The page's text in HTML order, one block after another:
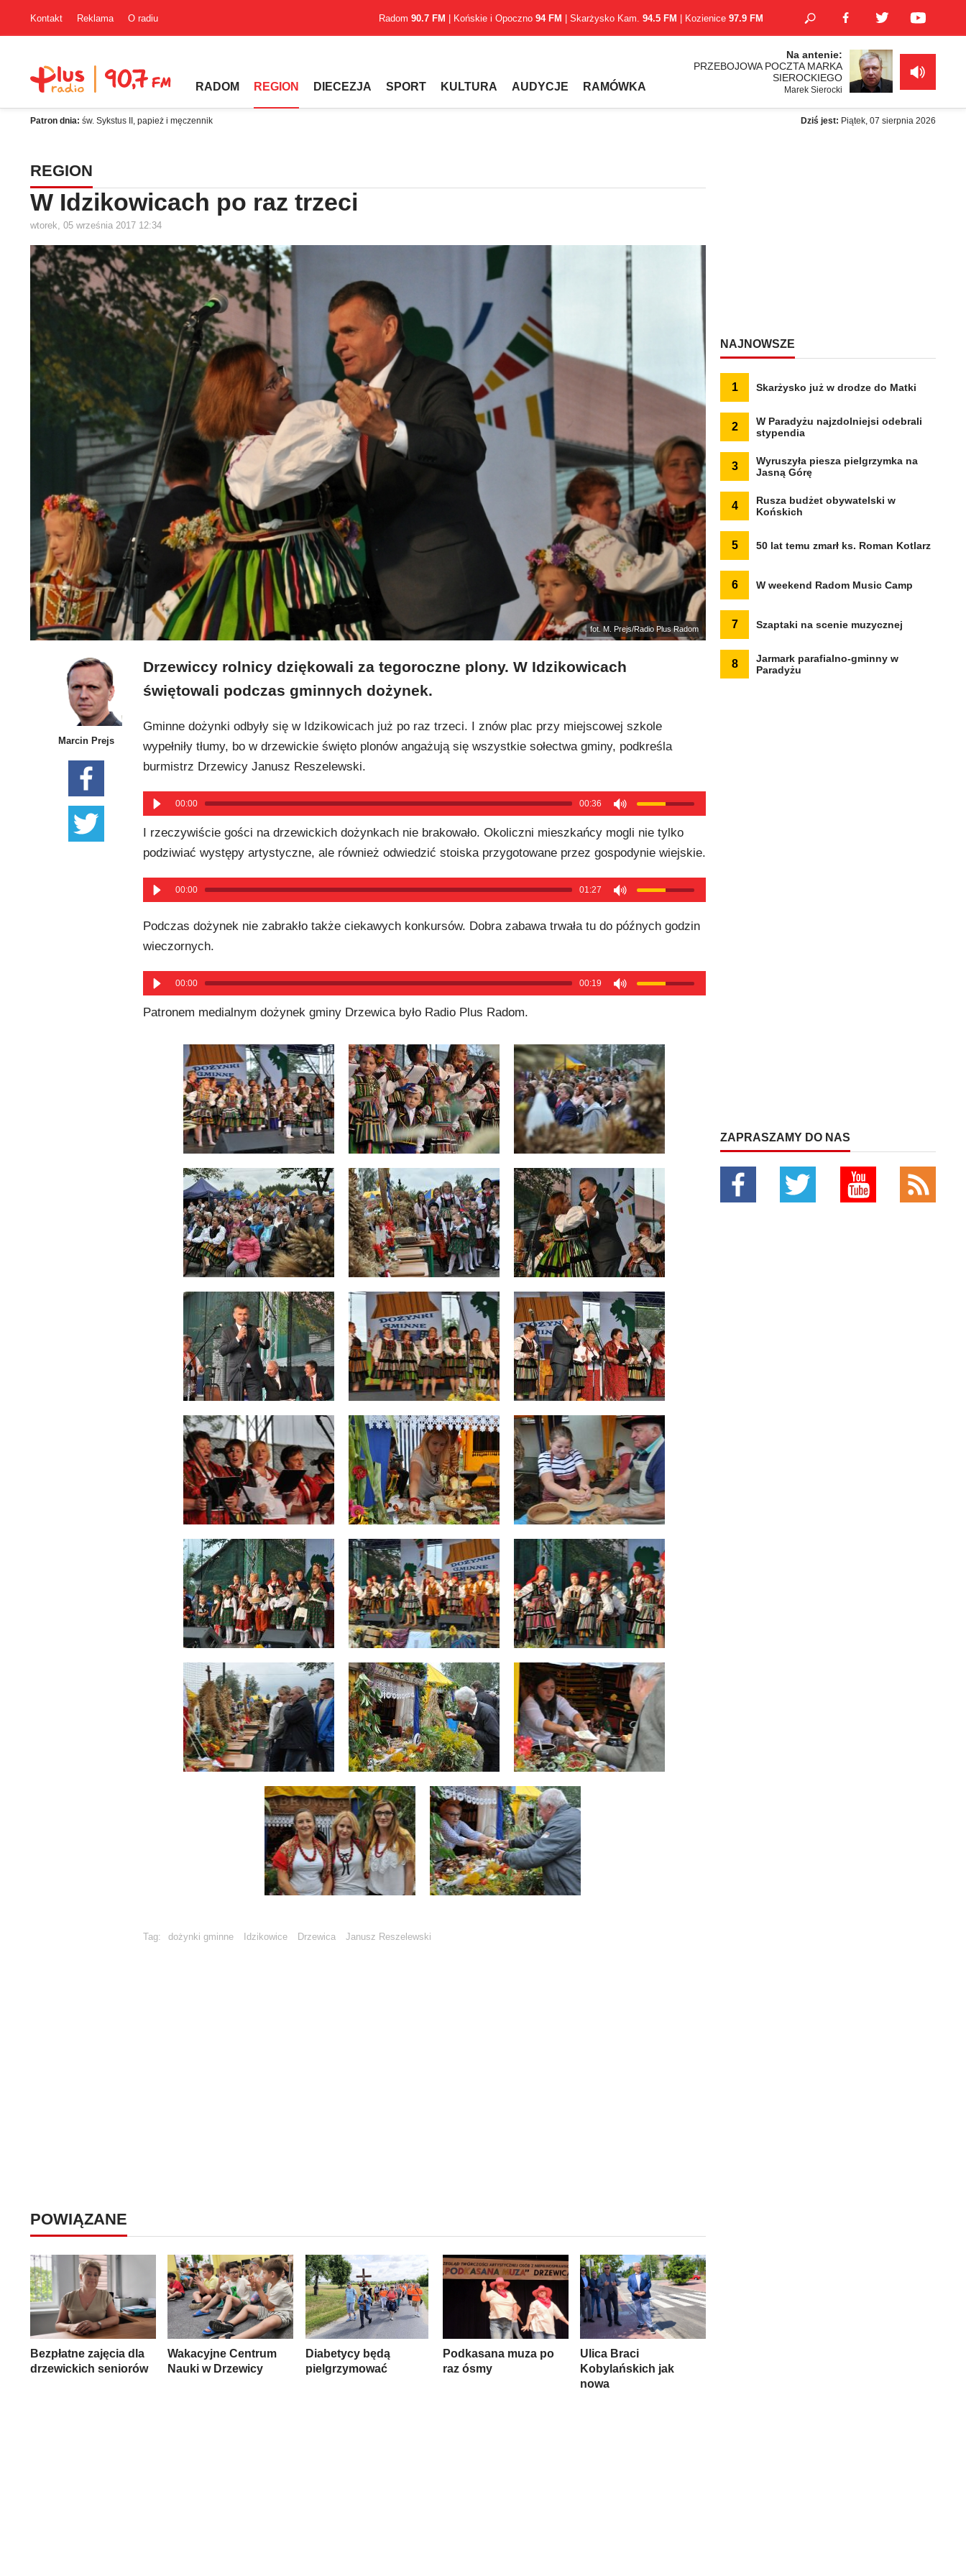
Kontakt Reklama O radiu Radom 90.7 FM | Końskie i Opoczno 94 FM | Skarżysko Kam. 94.5 FM | Kozienice 97.9 FM
RADOM REGION DIECEZJA SPORT KULTURA AUDYCJE RAMÓWKA
Na antenie:
PRZEBOJOWA POCZTA MARKA
SIEROCKIEGO
Marek Sierocki
Patron dnia: św. Sykstus II, papież i męczennik Dziś jest: Piątek, 07 sierpnia 2026
REGION
W Idzikowicach po raz trzeci
wtorek, 05 września 2017 12:34
fot. M. Prejs/Radio Plus Radom
Marcin Prejs
Drzewiccy rolnicy dziękowali za tegoroczne plony. W Idzikowicach
świętowali podczas gminnych dożynek.
Gminne dożynki odbyły się w Idzikowicach już po raz trzeci. I znów plac przy miejscowej szkole
wypełniły tłumy, bo w drzewickie święto plonów angażują się wszystkie sołectwa gminy, podkreśla
burmistrz Drzewicy Janusz Reszelewski.
00:00 00:36
I rzeczywiście gości na drzewickich dożynkach nie brakowało. Okoliczni mieszkańcy mogli nie tylko
podziwiać występy artystyczne, ale również odwiedzić stoiska przygotowane przez gospodynie wiejskie.
00:00 01:27
Podczas dożynek nie zabrakło także ciekawych konkursów. Dobra zabawa trwała tu do późnych godzin
wieczornych.
00:00 00:19
Patronem medialnym dożynek gminy Drzewica było Radio Plus Radom.
Tag: dożynki gminne Idzikowice Drzewica Janusz Reszelewski
POWIĄZANE
Bezpłatne zajęcia dla
drzewickich seniorów
Wakacyjne Centrum
Nauki w Drzewicy
Diabetycy będą
pielgrzymować
Podkasana muza po
raz ósmy
Ulica Braci
Kobylańskich jak
nowa
NAJNOWSZE
1 Skarżysko już w drodze do Matki
2
W Paradyżu najzdolniejsi odebrali
stypendia
3
Wyruszyła piesza pielgrzymka na
Jasną Górę
4
Rusza budżet obywatelski w
Końskich
5 50 lat temu zmarł ks. Roman Kotlarz
6 W weekend Radom Music Camp
7 Szaptaki na scenie muzycznej
8
Jarmark parafialno-gminny w
Paradyżu
ZAPRASZAMY DO NAS